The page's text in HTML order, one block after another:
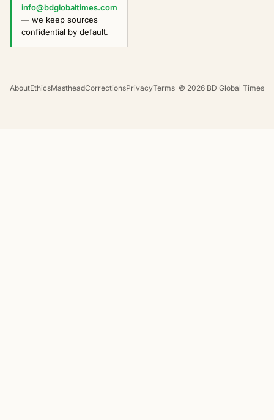
info@bdglobaltimes.com
— we keep sources
confidential by default.
AboutEthicsMastheadCorrectionsPrivacyTerms © 2026 BD Global Times